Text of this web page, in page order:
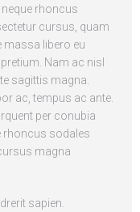
rhoncus
cursus, quam
massa libero eu
Nam ac nisl
sagittis magna.
ac, tempus ac ante.
per conubia
rhoncus sodales
magna
sapien.